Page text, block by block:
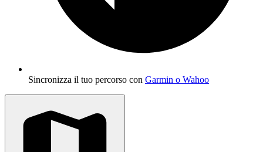
Sincronizza il tuo percorso con Garmin o Wahoo